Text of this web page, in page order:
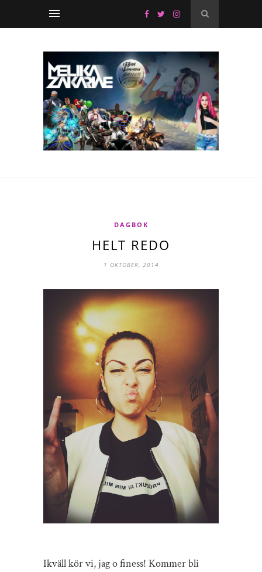
DAGBOK
HELT REDO
1 OKTOBER, 2014
Ikväll kör vi, jag o finess! Kommer bli